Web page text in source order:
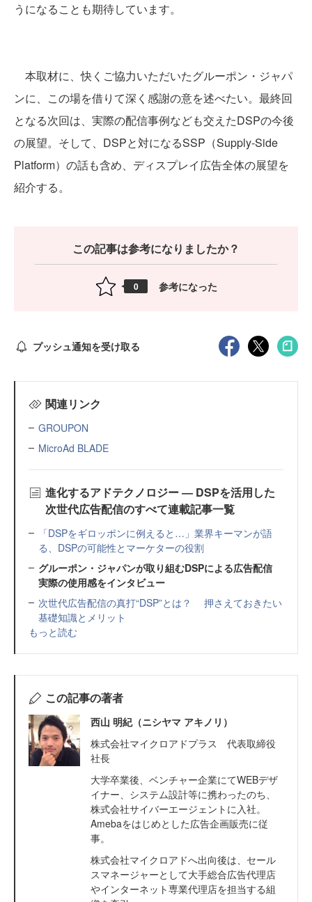
うになることも期待しています。
本取材に、快くご協力いただいたグルーポン・ジャパ
ンに、この場を借りて深く感謝の意を述べたい。最終回
となる次回は、実際の配信事例なども交えたDSPの今後
の展望。そして、DSPと対になるSSP（Supply-Side
Platform）の話も含め、ディスプレイ広告全体の展望を
紹介する。
この記事は参考になりましたか？
0 参考になった
プッシュ通知を受け取る
関連リンク
GROUPON
MicroAd BLADE
進化するアドテクノロジー ― DSPを活用した
次世代広告配信のすべて連載記事一覧
「DSPをギロッポンに例えると…」業界キーマンが語
る、DSPの可能性とマーケターの役割
グルーポン・ジャパンが取り組むDSPによる広告配信
実際の使用感をインタビュー
次世代広告配信の真打“DSP”とは？ 押さえておきたい
基礎知識とメリット
もっと読む
この記事の著者
西山 明紀（ニシヤマ アキノリ）
株式会社マイクロアドプラス 代表取締役
社長
大学卒業後、ベンチャー企業にてWEBデザ
イナー、システム設計等に携わったのち、
株式会社サイバーエージェントに入社。
Amebaをはじめとした広告企画販売に従
事。
株式会社マイクロアドへ出向後は、セール
スマネージャーとして大手総合広告代理店
やインターネット専業代理店を担当する組